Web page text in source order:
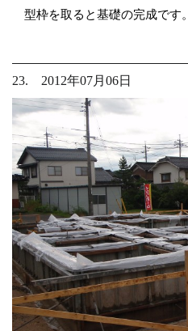
型枠を取ると基礎の完成です。
23. 2012年07月06日